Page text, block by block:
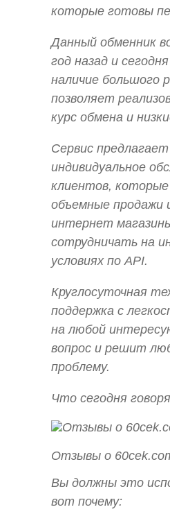
которые готовы
Данный обменник
год назад и
наличие большого
позволяет
курс обмена и
Сервис предлагает
индивидуальное
клиентов,
объемные продажи
интернет
сотрудничать на
условиях по API.
Круглосуточная
поддержка с
на любой
вопрос и решит
проблему.
Что сегодня
Отзывы о
Вы должны это
вот почему: